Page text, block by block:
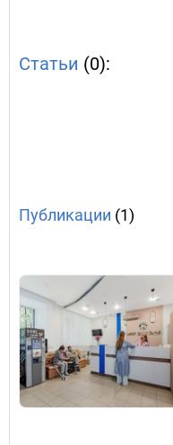
Статьи (0):
Публикации (1)